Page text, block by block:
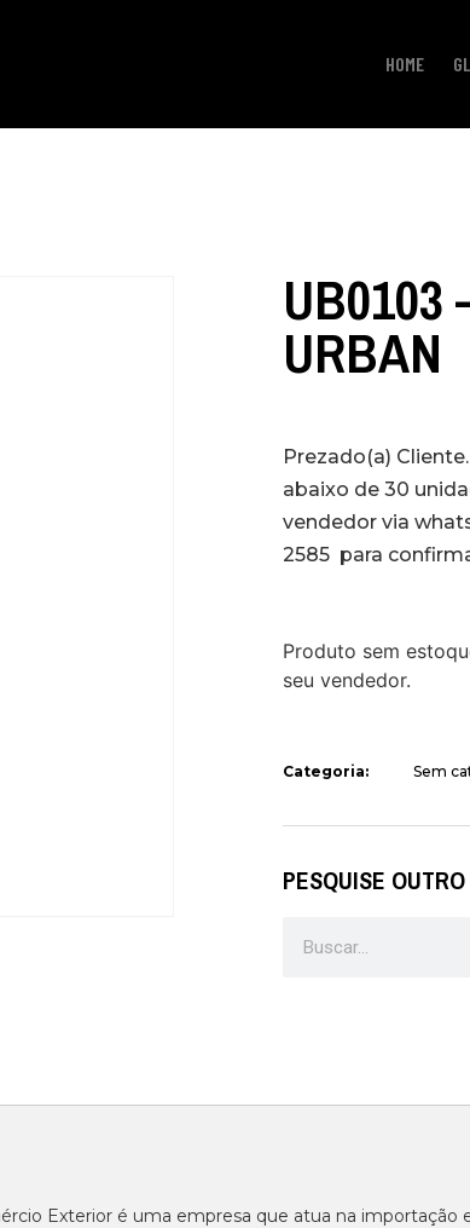
HOME
UB0103
URBAN
Prezado(a)
abaixo de 30
vendedor via
2585 para
Produto sem
seu vendedor.
Categoria: Sem
PESQUISE
Exterior é uma empresa que atua na